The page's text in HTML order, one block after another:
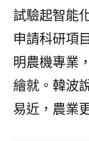
試驗起智能
申請科研項
明農機專業
繪就。韓波
易近，農業